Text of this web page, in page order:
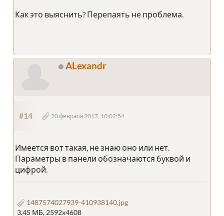
Как это выяснить? Перепаять не проблема.
ALexandr
#14 20 февраля 2017, 10:02:54
Имеется вот такая, не знаю оно или нет.
Параметры в панели обозначаются буквой и
цифрой.
1487574027939-410938140.jpg
3.45 МБ, 2592x4608